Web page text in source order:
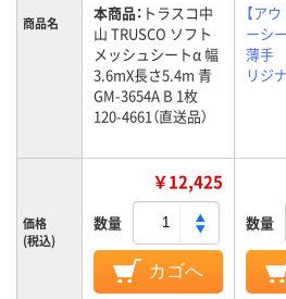
商品名 本商品： トラスコ中
山 TRUSCO ソフト
メッシュシートα 幅
3.6mX長さ5.4m 青
GM-3654A B 1枚
120-4661（直送品）
【ア
ーシ
薄手
リジ
価格
(税込)
￥12,425
数量
カゴへ
数量